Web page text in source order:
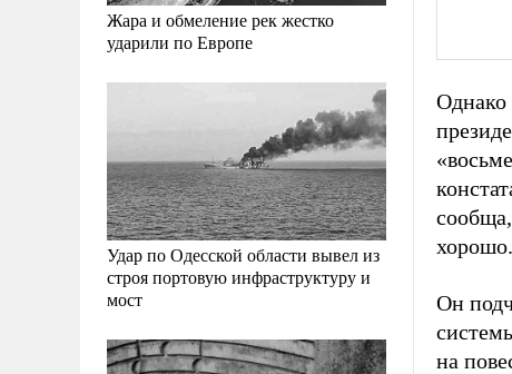
Жара и обмеление рек жестко
ударили по Европе
Удар по Одесской области вывел из
строя портовую инфраструктуру и
мост
Однако
Он
на